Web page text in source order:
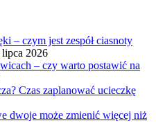
– czym jest zespół ciasnoty
lipca 2026
– czy warto postawić na
Czas zaplanować ucieczkę
dwoje może zmienić więcej niż